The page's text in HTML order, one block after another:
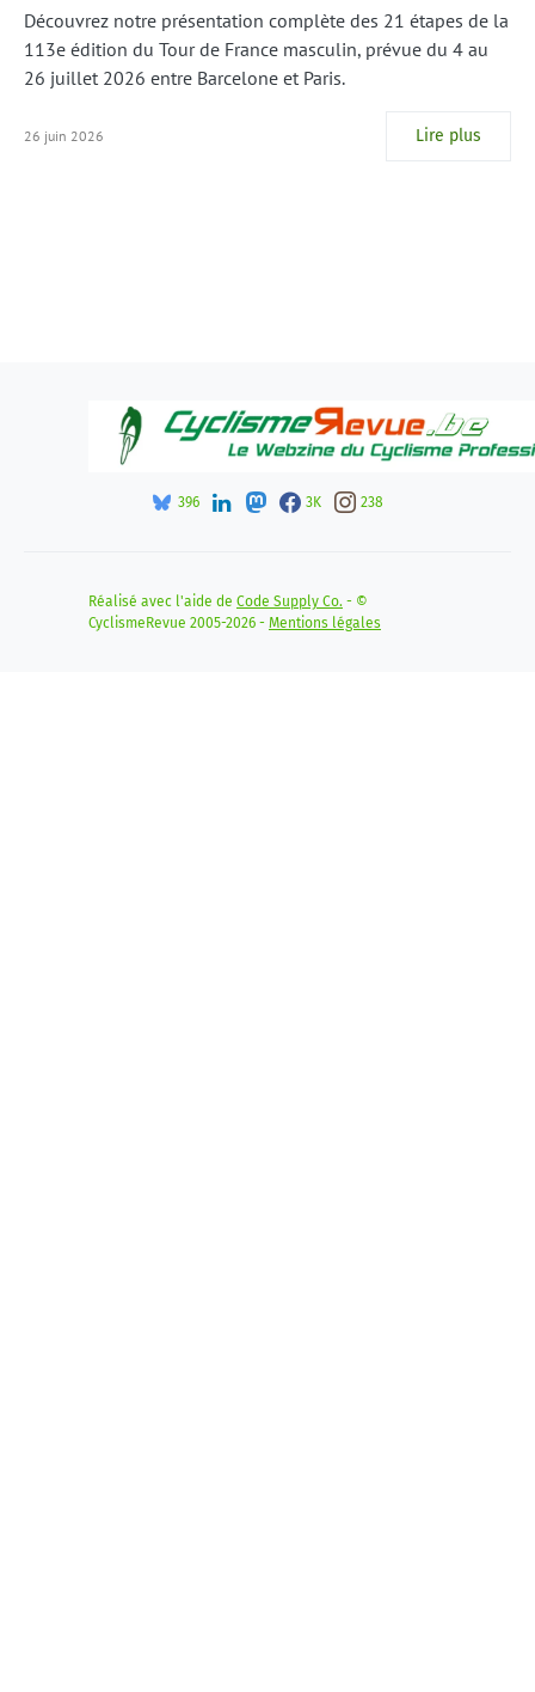
Découvrez notre présentation complète des 21 étapes de la
113e édition du Tour de France masculin, prévue du 4 au
26 juillet 2026 entre Barcelone et Paris.
26 juin 2026 Lire plus
396 3K 238
Réalisé avec l'aide de Code Supply Co. - ©
CyclismeRevue 2005-2026 - Mentions légales